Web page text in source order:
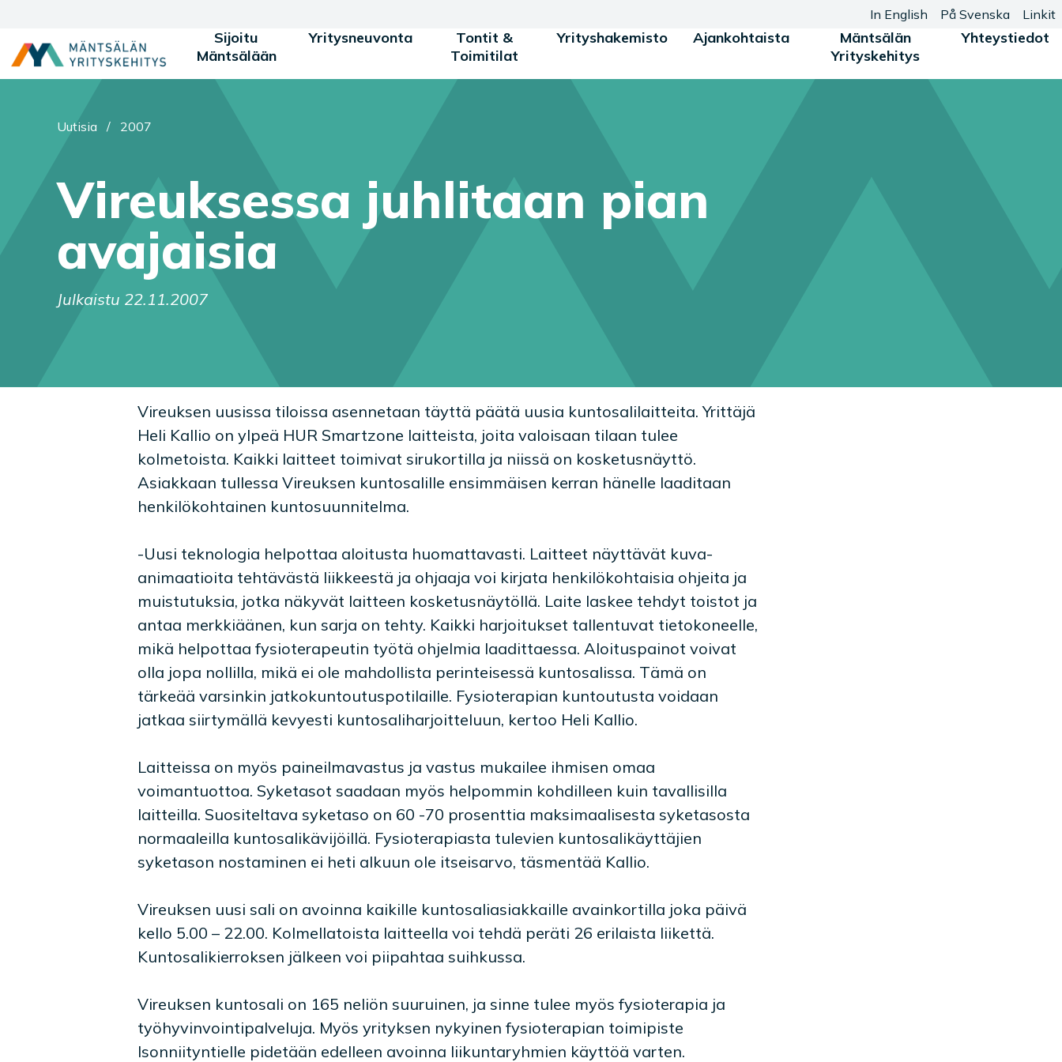
Sijoitu
Mäntsälään
Yritysneuvonta
Tontit &
Toimitilat
Yrityshakemisto Ajankohtaista
Mäntsälän
Yrityskehitys
Yhteystiedot
In English På Svenska Linkit
Olet tässä:
Uutisia / 2007
Vireuksessa juhlitaan pian
avajaisia
Julkaistu 22.11.2007
Vireuksen uusissa tiloissa asennetaan täyttä päätä uusia kuntosalilaitteita. Yrittäjä
Heli Kallio on ylpeä HUR Smartzone laitteista, joita valoisaan tilaan tulee
kolmetoista. Kaikki laitteet toimivat sirukortilla ja niissä on kosketusnäyttö.
Asiakkaan tullessa Vireuksen kuntosalille ensimmäisen kerran hänelle laaditaan
henkilökohtainen kuntosuunnitelma.
-Uusi teknologia helpottaa aloitusta huomattavasti. Laitteet näyttävät kuva-
animaatioita tehtävästä liikkeestä ja ohjaaja voi kirjata henkilökohtaisia ohjeita ja
muistutuksia, jotka näkyvät laitteen kosketusnäytöllä. Laite laskee tehdyt toistot ja
antaa merkkiäänen, kun sarja on tehty. Kaikki harjoitukset tallentuvat tietokoneelle,
mikä helpottaa fysioterapeutin työtä ohjelmia laadittaessa. Aloituspainot voivat
olla jopa nollilla, mikä ei ole mahdollista perinteisessä kuntosalissa. Tämä on
tärkeää varsinkin jatkokuntoutuspotilaille. Fysioterapian kuntoutusta voidaan
jatkaa siirtymällä kevyesti kuntosaliharjoitteluun, kertoo Heli Kallio.
Laitteissa on myös paineilmavastus ja vastus mukailee ihmisen omaa
voimantuottoa. Syketasot saadaan myös helpommin kohdilleen kuin tavallisilla
laitteilla. Suositeltava syketaso on 60 -70 prosenttia maksimaalisesta syketasosta
normaaleilla kuntosalikävijöillä. Fysioterapiasta tulevien kuntosalikäyttäjien
syketason nostaminen ei heti alkuun ole itseisarvo, täsmentää Kallio.
Vireuksen uusi sali on avoinna kaikille kuntosaliasiakkaille avainkortilla joka päivä
kello 5.00 – 22.00. Kolmellatoista laitteella voi tehdä peräti 26 erilaista liikettä.
Kuntosalikierroksen jälkeen voi piipahtaa suihkussa.
Vireuksen kuntosali on 165 neliön suuruinen, ja sinne tulee myös fysioterapia ja
työhyvinvointipalveluja. Myös yrityksen nykyinen fysioterapian toimipiste
Isonniityntielle pidetään edelleen avoinna liikuntaryhmien käyttöä varten.